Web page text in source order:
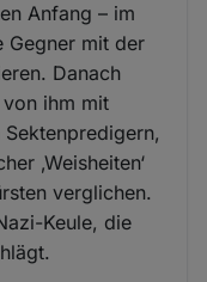
Anfang – im
Gegner mit der
Danach
ihm mit
‚Weisheiten‘
verglichen.
Keule, die